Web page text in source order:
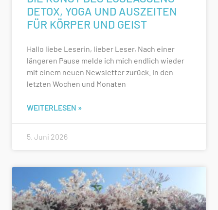
DETOX, YOGA UND AUSZEITEN
FÜR KÖRPER UND GEIST
Hallo liebe Leserin, lieber Leser, Nach einer
längeren Pause melde ich mich endlich wieder
mit einem neuen Newsletter zurück. In den
letzten Wochen und Monaten
WEITERLESEN »
5. Juni 2026